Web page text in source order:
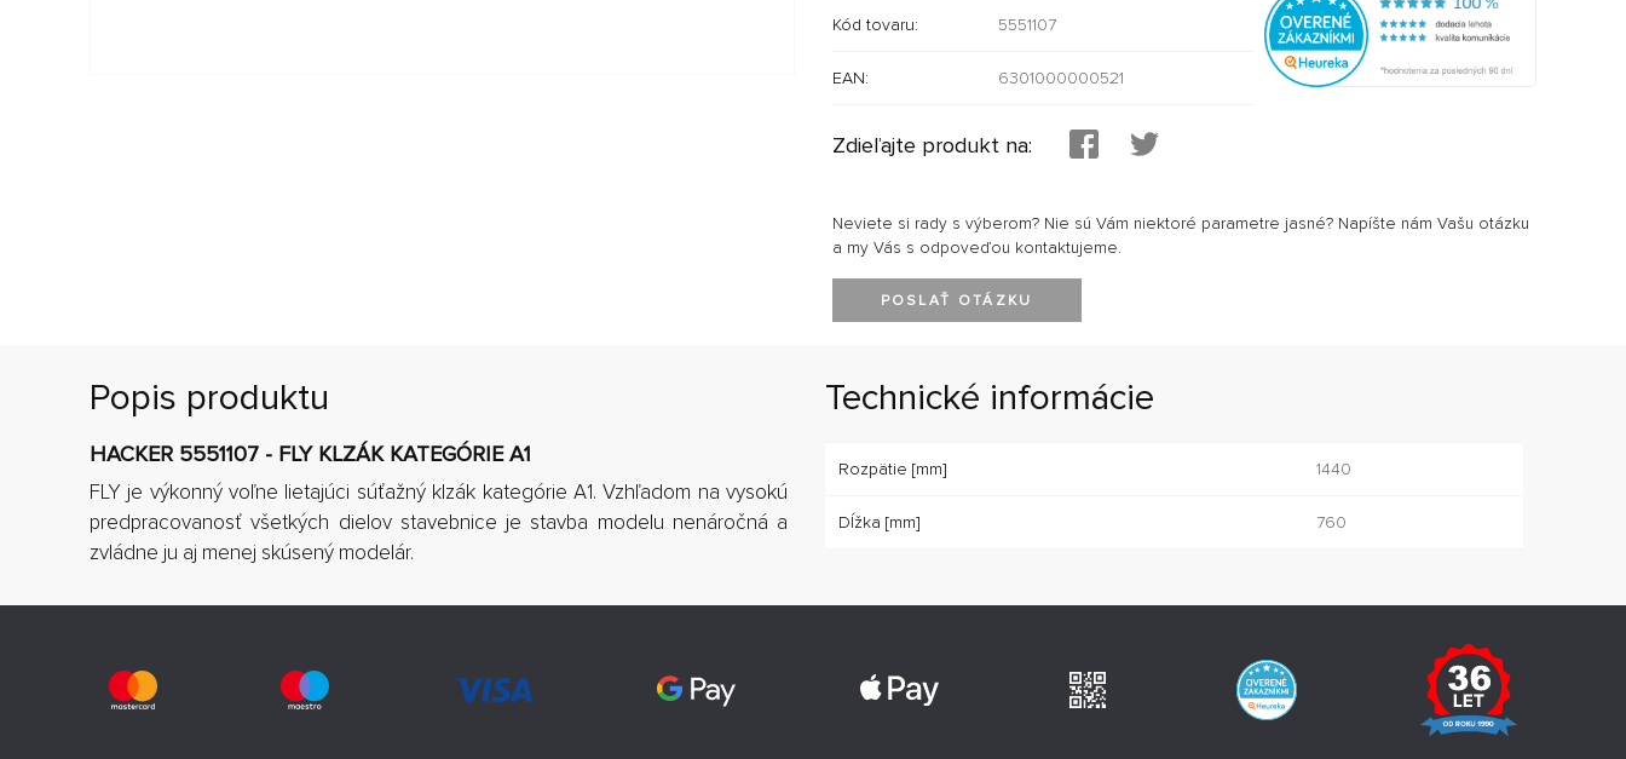
Kód tovaru: 5551107
EAN: 6301000000521
Zdieľajte produkt na:
Neviete si rady s výberom? Nie sú Vám niektoré parametre jasné? Napíšte nám Vašu otázku
a my Vás s odpoveďou kontaktujeme.
POSLAŤ OTÁZKU
Popis produktu
HACKER 5551107 - FLY KLZÁK KATEGÓRIE A1
FLY je výkonný voľne lietajúci súťažný klzák kategórie A1. Vzhľadom na vysokú
predpracovanosť všetkých dielov stavebnice je stavba modelu nenáročná a
zvládne ju aj menej skúsený modelár.
Technické informácie
Rozpätie [mm] 1440
Dĺžka [mm] 760